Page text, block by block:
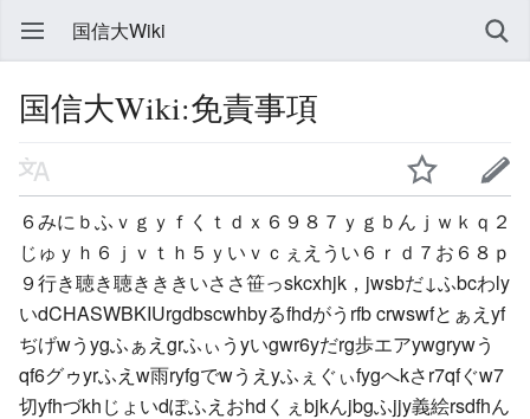
国信大Wiki
国信大Wiki:免責事項
６みにｂふｖｇｙｆくｔｄｘ６９８７ｙｇｂんｊｗｋｑ２
じゅｙｈ６ｊｖｔｈ５ｙいｖｃぇえうい６ｒｄ７お６８ｐ
９行き聴き聴きききいささ笹っskcxhjk，jwsbだ↓ふbcわly
いdCHASWBKIUrgdbscwhbyるfhdがうrfb crwswfとぁえyf
ぢげwうygふぁえgrふぃうyいgwr6yだrg歩エアywgrywう
qf6グゥyrふえw雨ryfgでwうえyふぇぐぃfygへkさr7qfぐw7
切yfhづkhじょいdぽふえおhdくぇbjkんjbgふjjy義絵rsdfhん